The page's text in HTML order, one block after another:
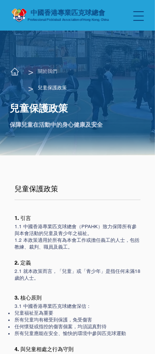
Professional Pickleball Associationof Hong Kong, China
中國香港專業匹克球總會
​> 關於我們
​> 兒童保護政策
兒童保護政策
保障兒童在活動中的身心健康及安全
兒童保護政策
1. 引言
1.1 中國香港專業匹克球總會（PPAHK）致力保障所有參
與本會活動的兒童及青少年之福祉。
1.2 本政策適用於所有為本會工作或擔任義工的人士，包括
教練、裁判、職員及義工。
2. 定義
2.1 就本政策而言，「兒童」或「青少年」是指任何未滿18
歲的人士。
3. 核心原則
3.1 中國香港專業匹克球總會深信：
兒童福祉至為重要
所有兒童均有權受到保護，免受傷害
任何懷疑或指控的傷害個案，均須認真對待
所有兒童應能在安全、愉快的環境中參與匹克球運動
4. 與兒童相處之行為守則